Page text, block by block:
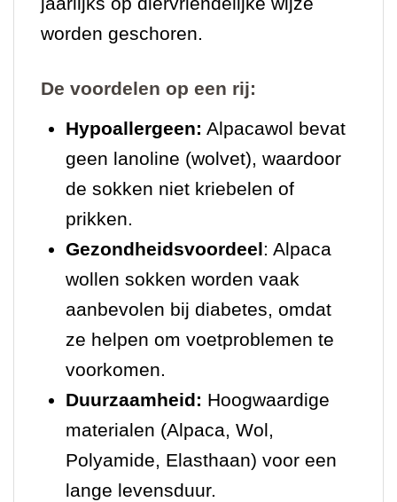
worden geschoren.
De voordelen op een rij:
Hypoallergeen: Alpacawol bevat
geen lanoline (wolvet), waardoor
de sokken niet kriebelen of
prikken.
Gezondheidsvoordeel: Alpaca
wollen sokken worden vaak
aanbevolen bij diabetes, omdat
ze helpen om voetproblemen te
voorkomen.
Duurzaamheid: Hoogwaardige
materialen (Alpaca, Wol,
Polyamide, Elasthaan) voor een
lange levensduur.